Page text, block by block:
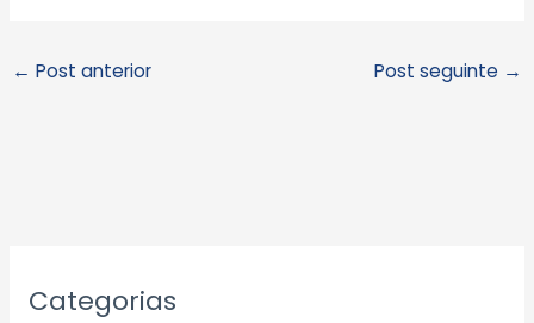
← Post anterior Post seguinte →
Categorias
r